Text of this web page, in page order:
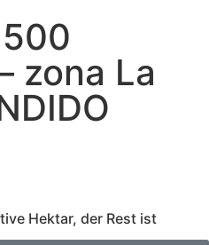
zona La
Hektar, der Rest ist